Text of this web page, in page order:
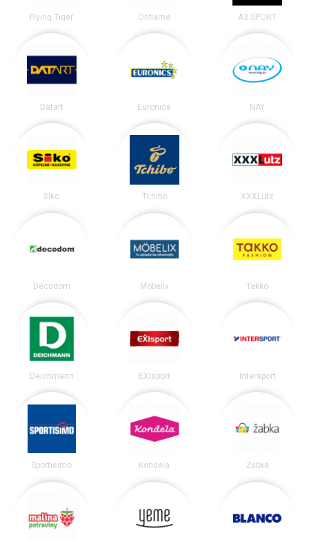
Flying Tiger Oriflame A3 SPORT
Datart Euronics NAY
Siko Tchibo XXXLutz
Decodom Möbelix Takko
Deichmann EXIsport Intersport
Sportisimo Kondela Žabka